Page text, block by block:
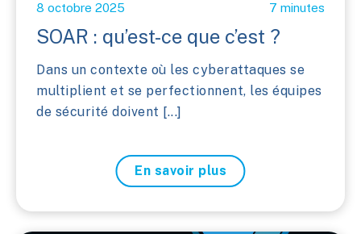
8 octobre 2025 7 minutes
SOAR : qu’est-ce que c’est ?
Dans un contexte où les cyberattaques se
multiplient et se perfectionnent, les équipes
de sécurité doivent [...]
En savoir plus